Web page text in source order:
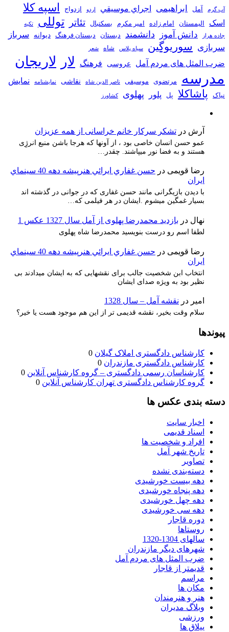
آب گرم آمل ابراهیمی اجراي موسيقي اردو ازدواج اسپه کلا
اسک الیمستان امام زاده امیر مکرم بسکتبال تئاتر توللی تکیه
جاده هراز دانش آموز دانشمند دبستان دبستان فرهنگ دیوانه
سرباز
سربازی
سوریوگین سیاه پلاس شاه شعر
ضرب المثل های مردم آمل عروسی فرهنگ لار لاریجان
مدرسه مرتضوی موسیقی ناصر الدین شاه نقاشی نمايشنامه نمایش
نیاک پاشاکلا پل پلور پهلوی کشاورز
آرش در تشکر سرکار خانم خراسانی از همه عزیزان
عمو حسن انسان خاصی بود ، از آونها که هرجا باشن منبع انرژِی
هستند و به فضا نور میپاشند. چقدر…
رضا قویمی در
حسن غفاري ايرائي هنرپيشه دهه 40 سينماي
ايران
با دیدن بازیگرانی مانند حسن غفاری که در جوانی در گذشته اند
بسیار غمگین میشوم .ایشان در هر فیلمی که…
نهال در بازدید محمدرضا پهلوی از آمل سال 1327 عکس 1
لطفا اسم رو درست بنویسید محمدرضا شاه پهلوی
رضا قویمی در
حسن غفاري ايرائي هنرپيشه دهه 40 سينماي
ايران
انتخاب ابن شخصیت جالب برای نقشهایی که به ایشان میدادند بی
نظیر بود به ویژه صدای ایشان
امیر در نقشه آمل – سال 1328
سلام وقت بخیر، نقشه قدیمی تر از این هم موجود هست یا خیر؟
پیوندها
کارشناس دادگستری املاک گیلان
کارشناس دادگستری مازندران
کارشناسان رسمی دادگستری – گروه کارشناس آنلاین
گروه کارشناس دادگستری تهران کارشناس آنلاین
دسته بندی عکس ها
اخبار سایت
اسناد قدیمی
افراد و شخصیت ها
تاریخ شهر آمل
تصاویر
دسته‌بندی نشده
دهه بیست خورشیدی
دهه پنجاه خورشیدی
دهه چهل خورشیدی
دهه سی خورشیدی
دوره قاجار
روستاها
سالهای 1304-1320
شهرهای دیگر مازندران
ضرب المثل های مردم آمل
قدیمتر از قاجار
مراسم
مکان ها
هنر و هنرمندان
وبلاگ مدیران
ورزشی
ییلاق ها